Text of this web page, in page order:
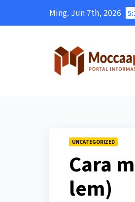
Ming. Jun 7th, 2026
UNCATEGORIZED
Cara
lem)